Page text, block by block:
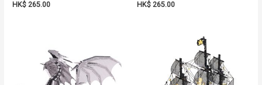
HK$ 265.00 HK$ 265.00